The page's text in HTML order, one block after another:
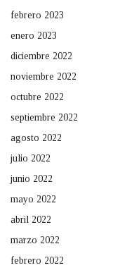
febrero 2023
enero 2023
diciembre 2022
noviembre 2022
octubre 2022
septiembre 2022
agosto 2022
julio 2022
junio 2022
mayo 2022
abril 2022
marzo 2022
febrero 2022